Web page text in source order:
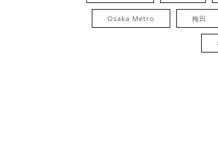
Osaka Metro 梅田